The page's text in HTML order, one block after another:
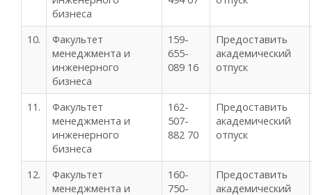
бизнеса
10.
Факультет
менеджмента и
инженерного
бизнеса
159-
655-
089 16
Предоставить
академический
отпуск
11.
Факультет
менеджмента и
инженерного
бизнеса
162-
507-
882 70
Предоставить
академический
отпуск
12.
Факультет
менеджмента и
160-
750-
Предоставить
академический